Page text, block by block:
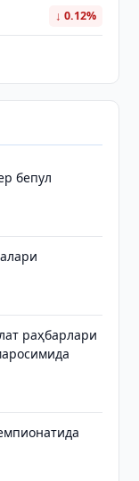
↓ 0.12%
бепул
раҳбарлари